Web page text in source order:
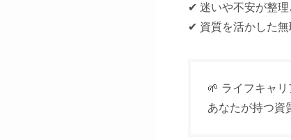
✔ 迷いや不安が整
✔ 資質を活かした
🌱 ライフキャ
あなたが持つ資